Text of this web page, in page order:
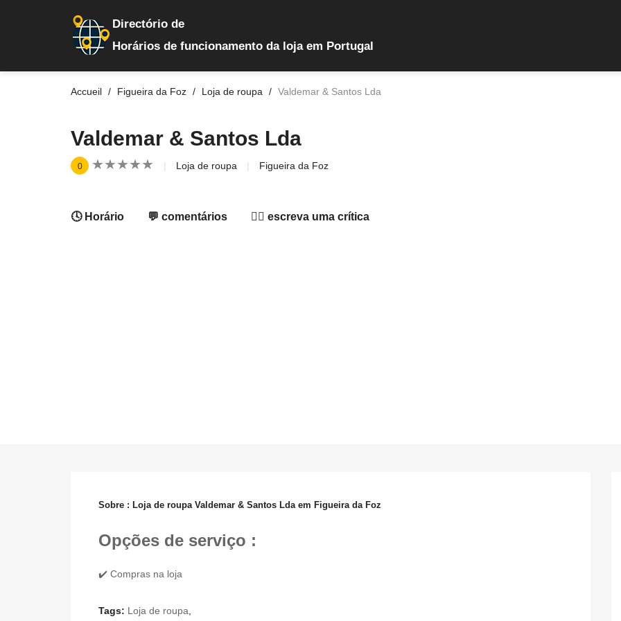
Directório de
Horários de funcionamento da loja em Portugal
Accueil Figueira da Foz Loja de roupa Valdemar & Santos Lda
Valdemar & Santos Lda
0 ★★★★★
★★★★★ Loja de roupa Figueira da Foz
🕓 Horário 💬 comentários ✍🏻 escreva uma crítica
Sobre : Loja de roupa Valdemar & Santos Lda em Figueira da Foz
Opções de serviço :
✔️ Compras na loja
Tags: Loja de roupa